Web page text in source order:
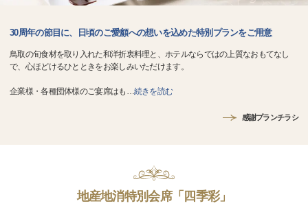
30周年の節目に、日頃のご愛顧への想いを込めた特別プランをご用意
鳥取の旬食材を取り入れた和洋折衷料理と、ホテルならではの上質なおもてなし
で、心ほどけるひとときをお楽しみいただけます。
企業様・各種団体様のご宴席はも …続きを読む
感謝プランチラシ
地産地消特別会席「四季彩」